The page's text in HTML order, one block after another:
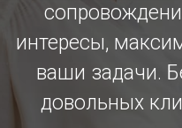
интересы,
ваши задачи.
довольных